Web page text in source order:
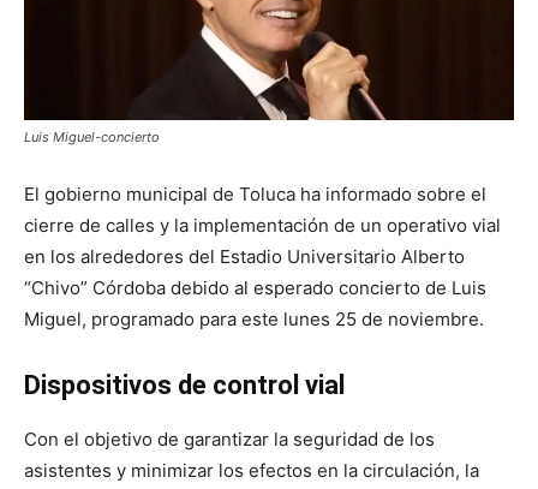
Luis Miguel-concierto
El gobierno municipal de Toluca ha informado sobre el
cierre de calles y la implementación de un operativo vial
en los alrededores del Estadio Universitario Alberto
“Chivo” Córdoba debido al esperado concierto de Luis
Miguel, programado para este lunes 25 de noviembre.
Dispositivos de control vial
Con el objetivo de garantizar la seguridad de los
asistentes y minimizar los efectos en la circulación, la